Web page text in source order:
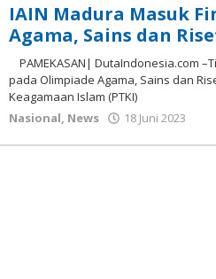
IAIN Madura Masuk
Agama, Sains dan
PAMEKASAN| DutaIndonesia.com
pada Olimpiade Agama, Sains dan
Keagamaan Islam (PTKI)
Nasional, News 18 Juni 2023